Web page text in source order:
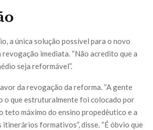
a única solução possível para o novo
revogação imediata. “Não acredito que a
seja reformável”.
da revogação da reforma. “A gente
o que estruturalmente foi colocado por
teto máximo do ensino propedêutico e a
formativos”, disse. “É óbvio que